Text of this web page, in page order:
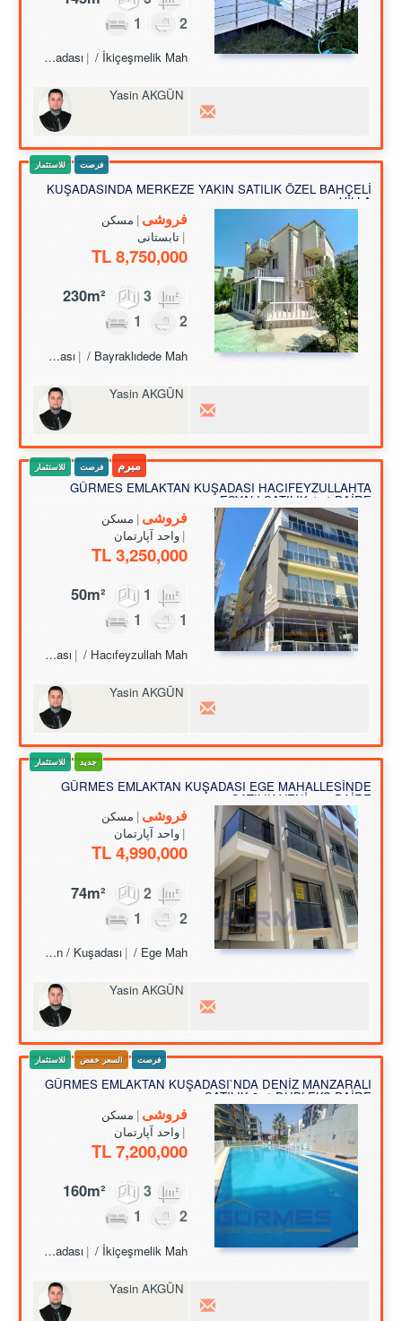
1
2
Turkey Aydın / Kuşadası / İkiçeşmelik Mah.
Yasin AKGÜN
فرصت للاستثمار
KUŞADASINDA MERKEZE YAKIN SATILIK ÖZEL BAHÇELİ
VİLLA
فروشی مسکن
تابستانی
8,750,000 TL
3
1
2
Turkey Aydın / Kuşadası / Bayraklıdede Mah.
Yasin AKGÜN
مبرم فرصت للاستثمار
GÜRMES EMLAKTAN KUŞADASI HACIFEYZULLAHTA
EŞYALI SATILIK 1+1 DAİRE
فروشی مسکن
واحد آپارتمان
3,250,000 TL
1
1
1
Turkey Aydın / Kuşadası / Hacıfeyzullah Mah.
Yasin AKGÜN
جدید للاستثمار
GÜRMES EMLAKTAN KUŞADASI EGE MAHALLESİNDE
SATILIK YENİ 2+1 DAİRE
فروشی مسکن
واحد آپارتمان
4,990,000 TL
2
1
2
Turkey Aydın / Kuşadası / Ege Mah.
Yasin AKGÜN
فرصت السعر خفض للاستثمار
GÜRMES EMLAKTAN KUŞADASI`NDA DENİZ MANZARALI
SATILIK 3+1 DUBLEKS DAİRE
فروشی مسکن
واحد آپارتمان
7,200,000 TL
3
1
2
Turkey Aydın / Kuşadası / İkiçeşmelik Mah.
Yasin AKGÜN